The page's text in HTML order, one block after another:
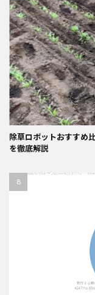
除草ロボットおすすめ
を徹底解説